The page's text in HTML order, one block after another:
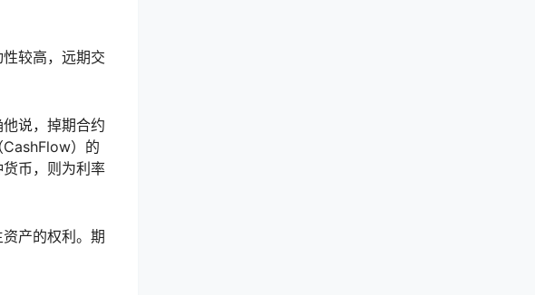
较高，远期交
说，掉期合约
CashFlow）的
币，则为利率
产的权利。期